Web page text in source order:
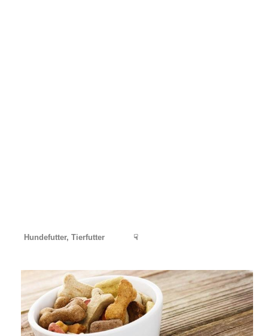
Hundefutter, Tierfutter ☟